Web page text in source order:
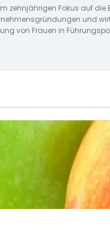
zehnjährigen Fokus auf
und
von Frauen in